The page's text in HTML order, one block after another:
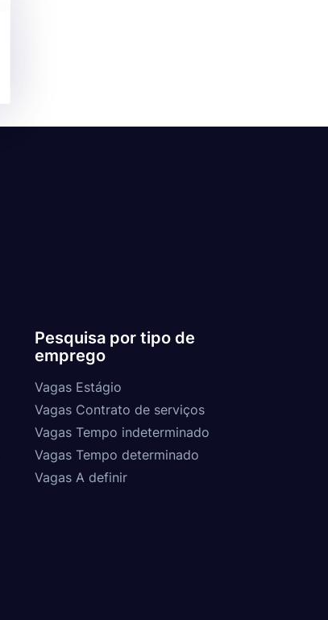
Pesquisa por tipo de
emprego
Vagas Estágio
Vagas Contrato de serviços
Vagas Tempo indeterminado
Vagas Tempo determinado
Vagas A definir